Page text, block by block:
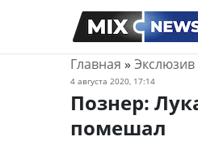
Главная » Экслюзив
4 августа 2020, 17:14
Познер:
помешал